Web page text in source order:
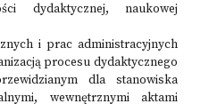
dydaktycznej, naukowej
i prac administracyjnych
procesu dydaktycznego
dla stanowiska
wewnętrznymi aktami